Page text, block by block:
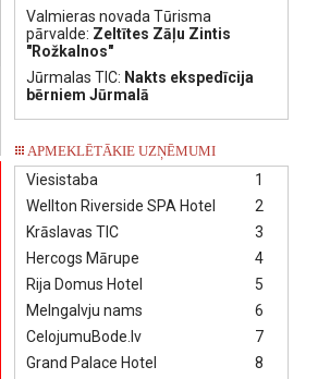
Valmieras novada Tūrisma
pārvalde: Zeltītes Zāļu Zintis
"Rožkalnos"
Jūrmalas TIC: Nakts ekspedīcija
bērniem Jūrmalā
APMEKLĒTĀKIE UZŅĒMUMI
1
Viesistaba
2
Wellton Riverside SPA Hotel
3
Krāslavas TIC
4
Hercogs Mārupe
5
Rija Domus Hotel
6
Melngalvju nams
7
CelojumuBode.lv
8
Grand Palace Hotel